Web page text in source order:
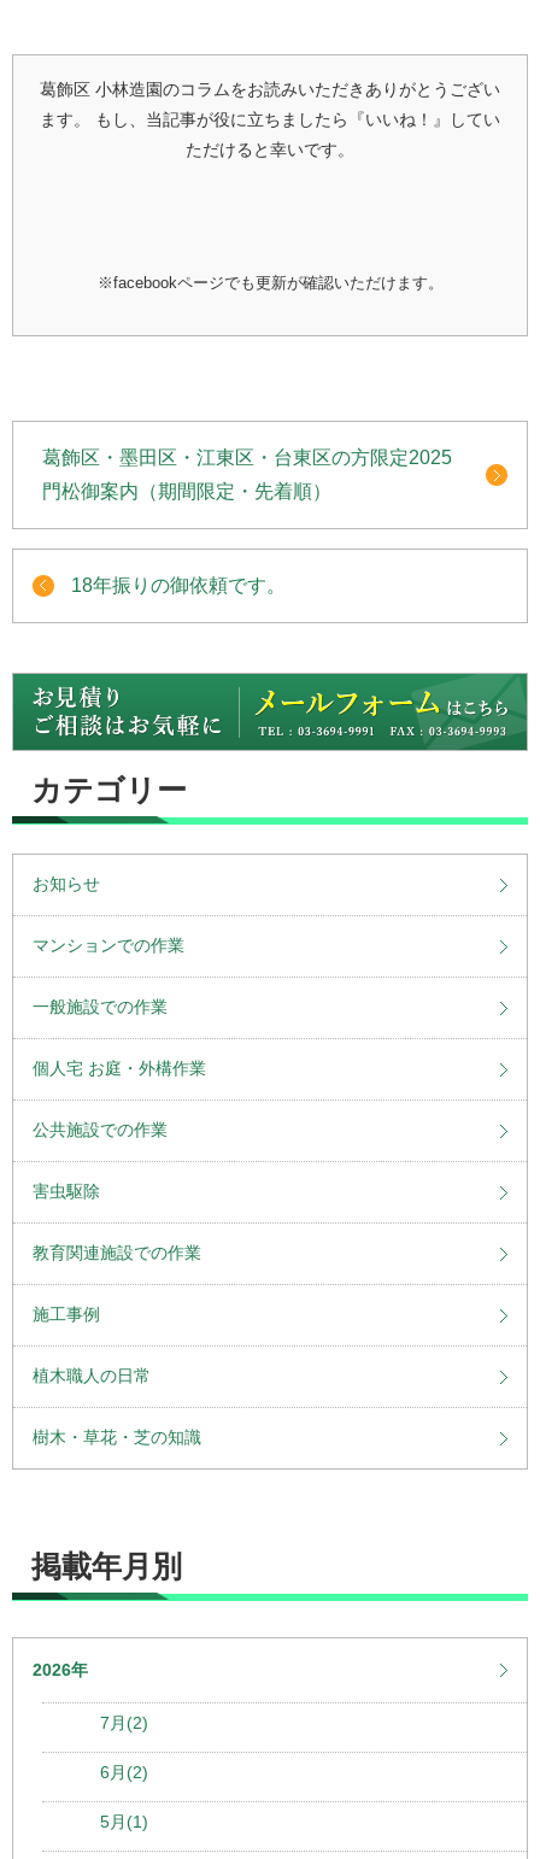
葛飾区 小林造園のコラムをお読みいただきありがとうござい
ます。
もし、当記事が役に立ちましたら『いいね！』してい
ただけると幸いです。
※facebookページでも更新が確認いただけます。
葛飾区・墨田区・江東区・台東区の方限定2025
門松御案内（期間限定・先着順）
18年振りの御依頼です。
カテゴリー
お知らせ
マンションでの作業
一般施設での作業
個人宅 お庭・外構作業
公共施設での作業
害虫駆除
教育関連施設での作業
施工事例
植木職人の日常
樹木・草花・芝の知識
掲載年月別
2026年
7月(2)
6月(2)
5月(1)